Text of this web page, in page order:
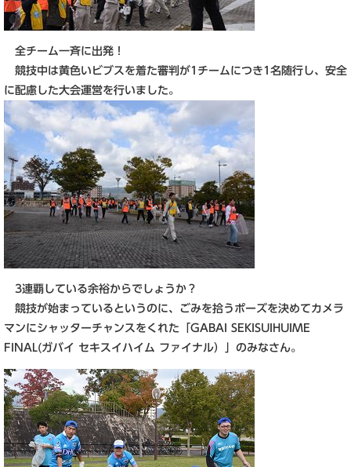
全チーム一斉に出発！
競技中は黄色いビブスを着た審判が1チームにつき1名随行し、安全
に配慮した大会運営を行いました。
3連覇している余裕からでしょうか？
競技が始まっているというのに、ごみを拾うポーズを決めてカメラ
マンにシャッターチャンスをくれた「GABAI SEKISUIHUIME
FINAL(ガバイ セキスイハイム ファイナル）」のみなさん。